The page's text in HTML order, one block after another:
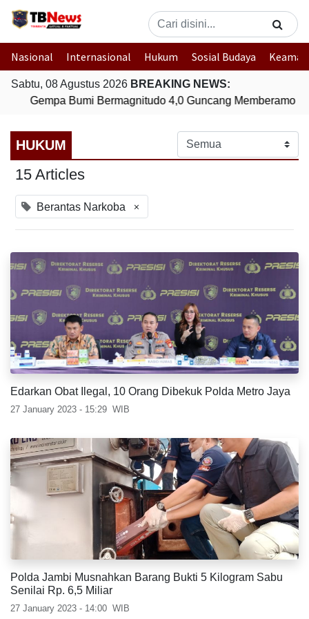
Nasional Internasional Hukum Sosial Budaya
Sabtu, 08 Agustus 2026 BREAKING NEWS:
Gempa Bumi Bermagnitudo 4,0 Guncang Memberamo
HUKUM
15 Articles
Berantas Narkoba ×
Edarkan Obat Ilegal, 10 Orang Dibekuk Polda Metro Jaya
27 January 2023 - 15:29 WIB
Polda Jambi Musnahkan Barang Bukti 5 Kilogram Sabu
Senilai Rp. 6,5 Miliar
27 January 2023 - 14:00 WIB